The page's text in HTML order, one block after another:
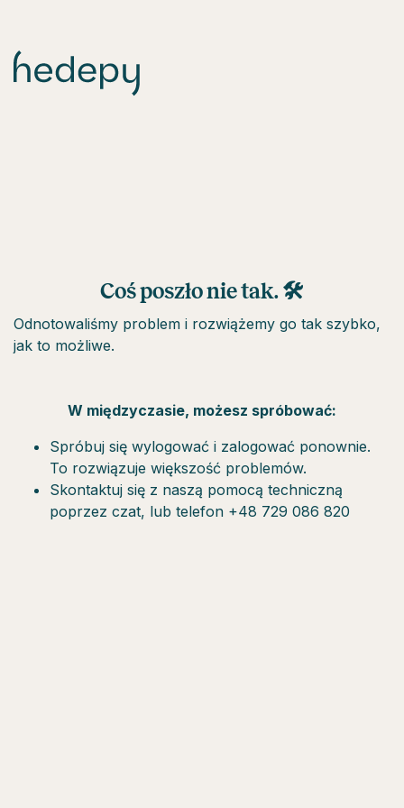
Coś poszło nie tak. 🛠
Odnotowaliśmy problem i rozwiążemy go tak szybko,
jak to możliwe.
W międzyczasie, możesz spróbować:
Spróbuj się wylogować i zalogować ponownie.
To rozwiązuje większość problemów.
Skontaktuj się z naszą pomocą techniczną
poprzez czat, lub telefon +48 729 086 820